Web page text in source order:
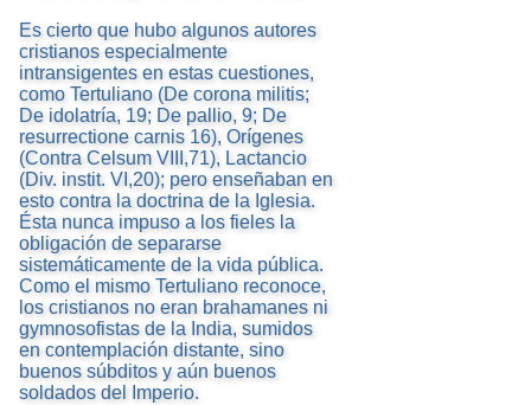
Es cierto que hubo algunos autores
cristianos especialmente
intransigentes en estas cuestiones,
como Tertuliano (De corona militis;
De idolatría, 19; De pallio, 9; De
resurrectione carnis 16), Orígenes
(Contra Celsum VIII,71), Lactancio
(Div. instit. VI,20); pero enseñaban en
esto contra la doctrina de la Iglesia.
Ésta nunca impuso a los fieles la
obligación de separarse
sistemáticamente de la vida pública.
Como el mismo Tertuliano reconoce,
los cristianos no eran brahamanes ni
gymnosofistas de la India, sumidos
en contemplación distante, sino
buenos súbditos y aún buenos
soldados del Imperio.